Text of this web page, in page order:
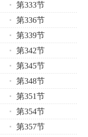
第333节
第336节
第339节
第342节
第345节
第348节
第351节
第354节
第357节